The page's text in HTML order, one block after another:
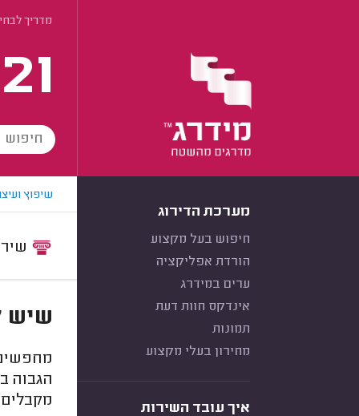
מדריך
מערכת הדירוג
חיפוש בעל מקצוע
הורדת אפליקציה
ערים במידרג
אינדקס חוות דעת
תמונות
מחירון בעלי מקצוע
איך עובד השירות
שיפוץ
שיש
הגבוה